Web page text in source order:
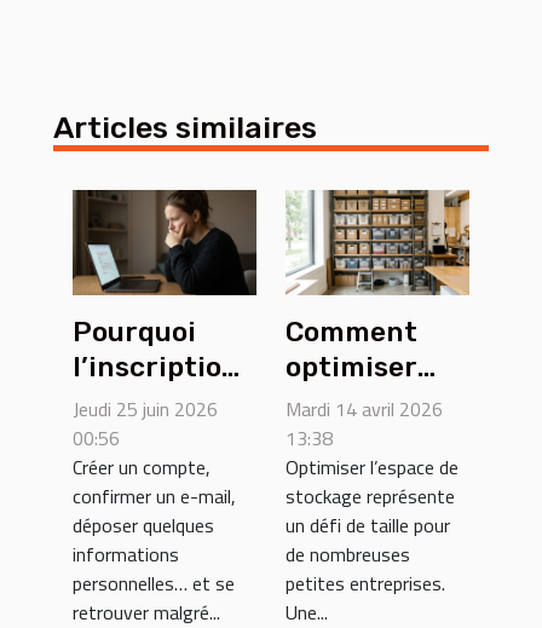
Articles similaires
Pourquoi
l’inscription
peut bloquer
votre accès
aux tests
rémunérés
Jeudi 25 juin 2026
00:56
Créer un compte,
confirmer un e-mail,
déposer quelques
informations
personnelles… et se
retrouver malgré...
Comment
optimiser
l'espace de
stockage
pour les
petites
entreprises ?
Mardi 14 avril 2026
13:38
Optimiser l’espace de
stockage représente
un défi de taille pour
de nombreuses
petites entreprises.
Une...